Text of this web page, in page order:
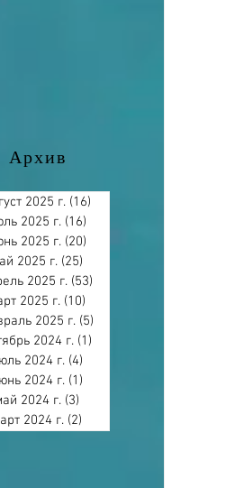
2025 г. (16)
2025 г. (16)
2025 г. (20)
2025 г. (25)
2025 г. (53)
2025 г. (10)
2025 г. (5)
2024 г. (1)
2024 г. (4)
2024 г. (1)
2024 г. (3)
2024 г. (2)
Архив